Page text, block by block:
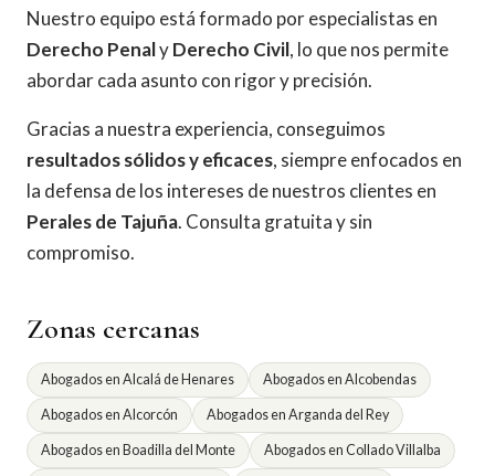
Nuestro equipo está formado por especialistas en
Derecho PenalyDerecho Civil, lo que nos permite
abordar cada asunto con rigor y precisión.
Gracias a nuestra experiencia, conseguimos
resultados sólidos y eficaces, siempre enfocados en
la defensa de los intereses de nuestros clientes en
Perales de Tajuña. Consulta gratuita y sin
compromiso.
Zonas cercanas
Abogados en Alcalá de Henares Abogados en Alcobendas
Abogados en Alcorcón Abogados en Arganda del Rey
Abogados en Boadilla del Monte Abogados en Collado Villalba